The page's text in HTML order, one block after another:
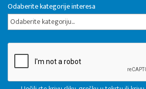
Odaberite kategorije interesa
Odaberite kategoriju...